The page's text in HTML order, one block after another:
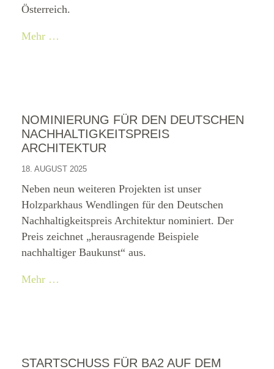
Österreich.
Mehr …
NOMINIERUNG FÜR DEN DEUTSCHEN
NACHHALTIGKEITSPREIS
ARCHITEKTUR
18. AUGUST 2025
Neben neun weiteren Projekten ist unser
Holzparkhaus Wendlingen für den Deutschen
Nachhaltigkeitspreis Architektur nominiert. Der
Preis zeichnet „herausragende Beispiele
nachhaltiger Baukunst“ aus.
Mehr …
STARTSCHUSS FÜR BA2 AUF DEM